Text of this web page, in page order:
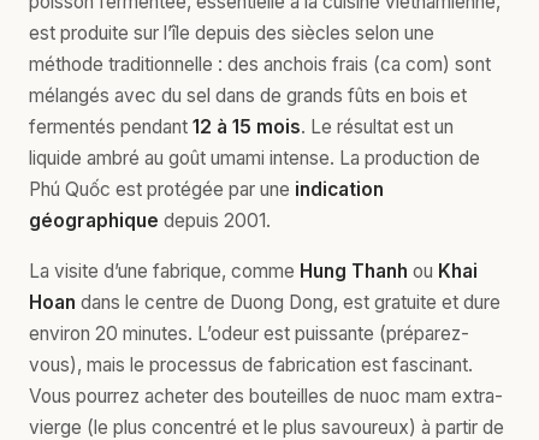
est produite sur l’île depuis des siècles selon une
méthode traditionnelle : des anchois frais (ca com) sont
mélangés avec du sel dans de grands fûts en bois et
fermentés pendant 12 à 15 mois. Le résultat est un
liquide ambré au goût umami intense. La production de
Phú Quốc est protégée par une indication
géographique depuis 2001.
La visite d’une fabrique, comme Hung Thanh ou Khai
Hoan dans le centre de Duong Dong, est gratuite et dure
environ 20 minutes. L’odeur est puissante (préparez-
vous), mais le processus de fabrication est fascinant.
Vous pourrez acheter des bouteilles de nuoc mam extra-
vierge (le plus concentré et le plus savoureux) à partir de